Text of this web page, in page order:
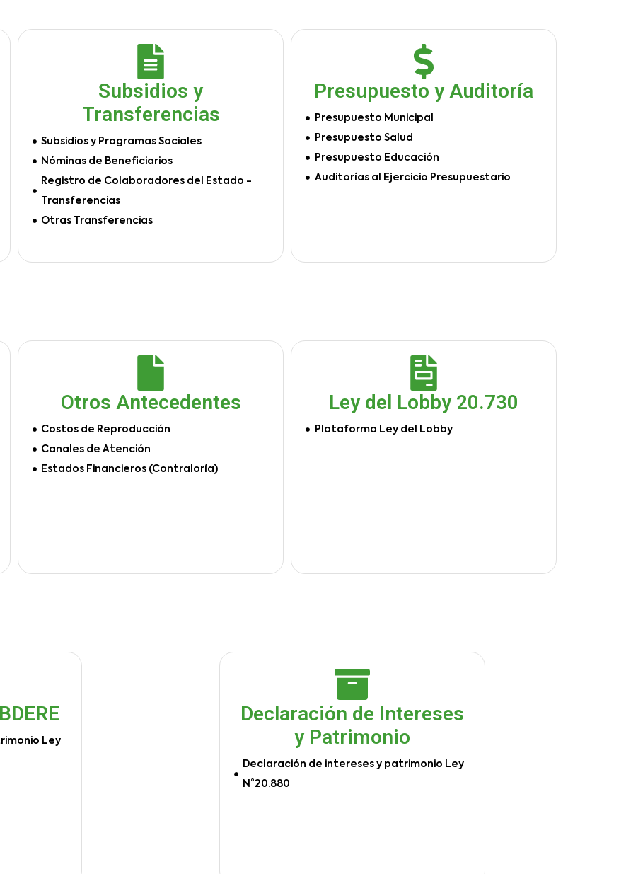
Subsidios y
Transferencias
Subsidios y Programas Sociales
Nóminas de Beneficiarios
Registro de Colaboradores del Estado -
Transferencias
Otras Transferencias
Presupuesto y Auditoría
Presupuesto Municipal
Presupuesto Salud
Presupuesto Educación
Auditorías al Ejercicio Presupuestario
Otros Antecedentes
Costos de Reproducción
Canales de Atención
Estados Financieros (Contraloría)
Ley del Lobby 20.730
Plataforma Ley del Lobby
Ley
Declaración de Intereses
y Patrimonio
Declaración de intereses y patrimonio Ley
N°20.880